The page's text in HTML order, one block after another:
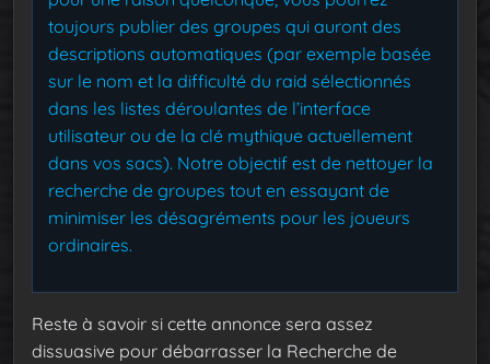
toujours publier des groupes qui auront des
descriptions automatiques (par exemple basée
sur le nom et la difficulté du raid sélectionnés
dans les listes déroulantes de l’interface
utilisateur ou de la clé mythique actuellement
dans vos sacs). Notre objectif est de nettoyer la
recherche de groupes tout en essayant de
minimiser les désagréments pour les joueurs
ordinaires.
Reste à savoir si cette annonce sera assez
dissuasive pour débarrasser la Recherche de